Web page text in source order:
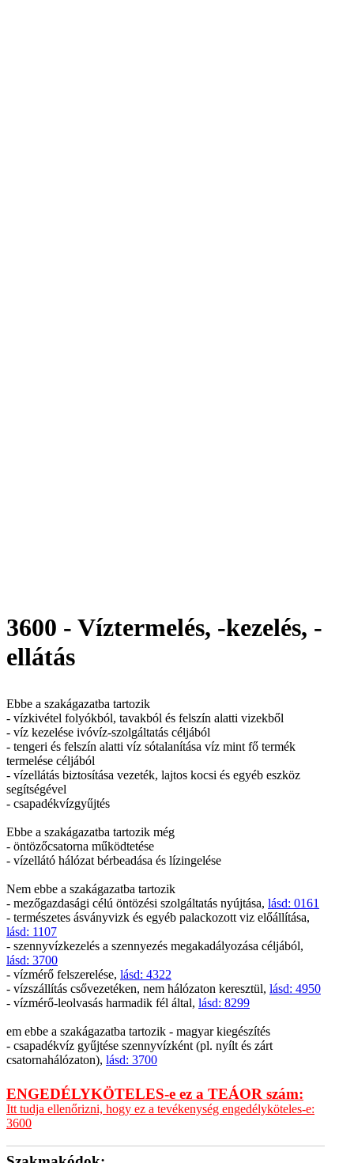
3600 - Víztermelés, -kezelés, -
ellátás
Ebbe a szakágazatba tartozik
- vízkivétel folyókból, tavakból és felszín alatti vizekből
- víz kezelése ivóvíz-szolgáltatás céljából
- tengeri és felszín alatti víz sótalanítása víz mint fő termék
termelése céljából
- vízellátás biztosítása vezeték, lajtos kocsi és egyéb eszköz
segítségével
- csapadékvízgyűjtés
Ebbe a szakágazatba tartozik még
- öntözőcsatorna működtetése
- vízellátó hálózat bérbeadása és lízingelése
Nem ebbe a szakágazatba tartozik
- mezőgazdasági célú öntözési szolgáltatás nyújtása, lásd: 0161
- természetes ásványvizk és egyéb palackozott viz előállítása,
lásd: 1107
- szennyvízkezelés a szennyezés megakadályozása céljából,
lásd: 3700
- vízmérő felszerelése, lásd: 4322
- vízszállítás csővezetéken, nem hálózaton keresztül, lásd: 4950
- vízmérő-leolvasás harmadik fél által, lásd: 8299
em ebbe a szakágazatba tartozik - magyar kiegészítés
- csapadékvíz gyűjtése szennyvízként (pl. nyílt és zárt
csatornahálózaton), lásd: 3700
ENGEDÉLYKÖTELES-e ez a TEÁOR szám:
Itt tudja ellenőrizni, hogy ez a tevékenység engedélyköteles-e:
3600